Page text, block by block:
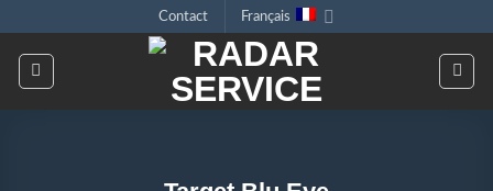
contenu
Contact Français